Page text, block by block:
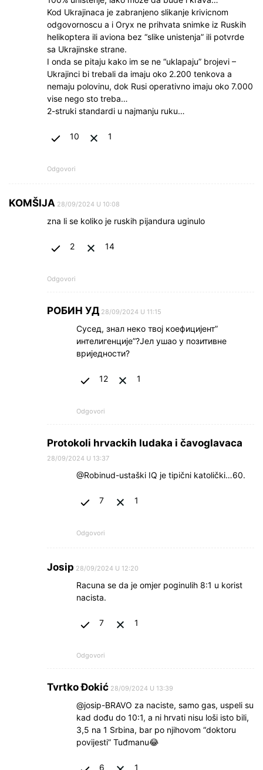
Kod Ukrajinaca je zabranjeno slikanje krivicnom
odgovornoscu a i Oryx ne prihvata snimke iz Ruskih
helikoptera ili aviona bez “slike unistenja” ili potvrde
sa Ukrajinske strane.
I onda se pitaju kako im se ne “uklapaju” brojevi –
Ukrajinci bi trebali da imaju oko 2.200 tenkova a
nemaju polovinu, dok Rusi operativno imaju oko 7.000
vise nego sto treba…
2-struki standardi u najmanju ruku…
10 1
Odgovori
KOMŠIJA 28/09/2024 U 10:08
zna li se koliko je ruskih pijandura uginulo
2 14
Odgovori
РОБИН УД 28/09/2024 U 11:15
Сусед, знал неко твој коефицијент”
интелигенције”?Јел ушао у позитивне
вриједности?
12 1
Odgovori
Protokoli hrvackih ludaka i čavoglavaca
28/09/2024 U 13:37
@Robinud-ustaški IQ je tipični katolički…60.
7 1
Odgovori
Josip 28/09/2024 U 12:20
Racuna se da je omjer poginulih 8:1 u korist
nacista.
7 1
Odgovori
Tvrtko Đokić 28/09/2024 U 13:39
@josip-BRAVO za naciste, samo gas, uspeli su
kad dođu do 10:1, a ni hrvati nisu loši isto bili,
3,5 na 1 Srbina, bar po njihovom “doktoru
povijesti” Tuđmanu😂
6 1